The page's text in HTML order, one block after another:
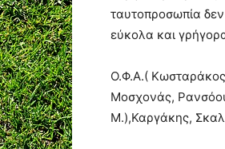
ταυτοπροσωπία δεν
εύκολα και
Ο.Φ.Α.(
Μοσχονάς,
Μ.),Καργάκης,